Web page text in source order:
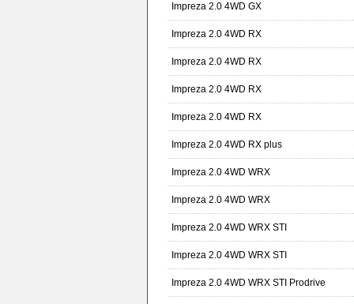
Impreza 2.0 4WD GX
Impreza 2.0 4WD RX
Impreza 2.0 4WD RX
Impreza 2.0 4WD RX
Impreza 2.0 4WD RX
Impreza 2.0 4WD RX plus
Impreza 2.0 4WD WRX
Impreza 2.0 4WD WRX
Impreza 2.0 4WD WRX STI
Impreza 2.0 4WD WRX STI
Impreza 2.0 4WD WRX STI Prodrive